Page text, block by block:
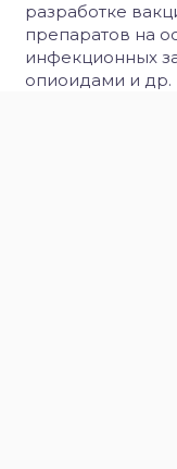
разработке
препаратов на
инфекционных
опиоидами и др.